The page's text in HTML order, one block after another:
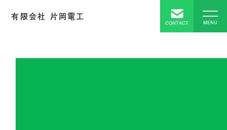
有限会社 片岡電工
CONTACT MENU